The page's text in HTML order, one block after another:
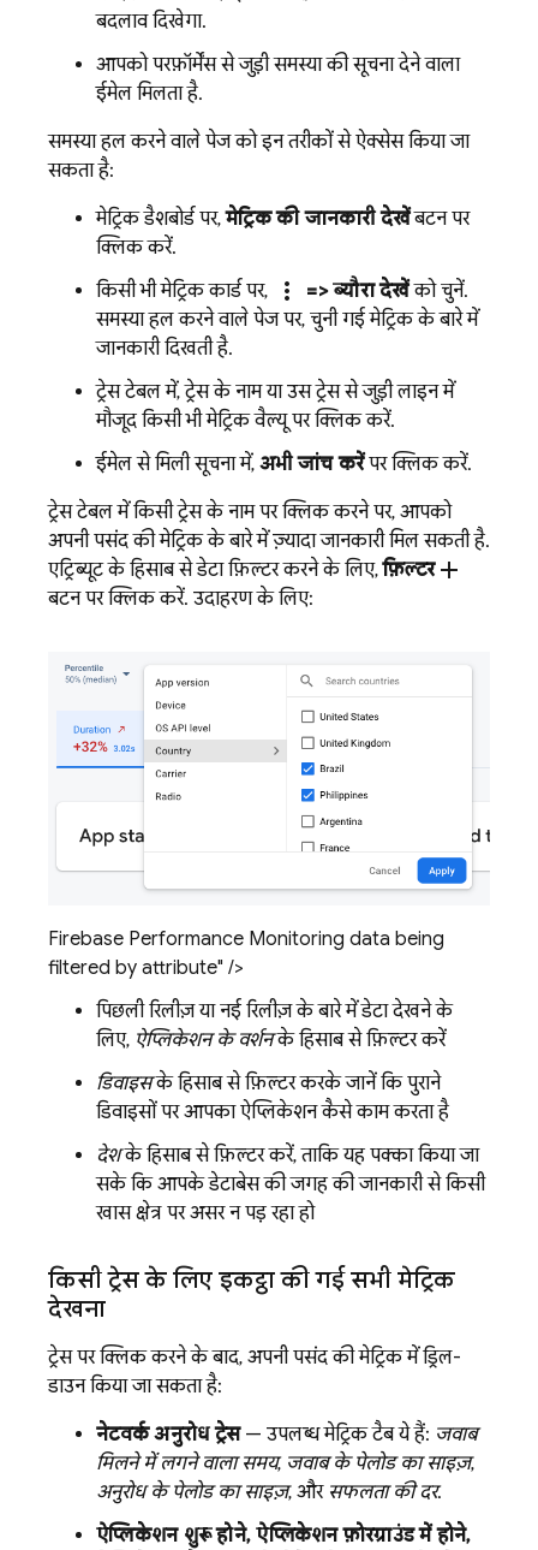
बदलाव दिखेगा.
आपको परफ़ॉर्मेंस से जुड़ी समस्या की सूचना देने वाला
ईमेल मिलता है.
समस्या हल करने वाले पेज को इन तरीकों से ऐक्सेस किया जा
सकता है:
मेट्रिक डैशबोर्ड पर,मेट्रिक की जानकारी देखेंबटन पर
क्लिक करें.
किसी भी मेट्रिक कार्ड पर,
more_vert => ब्यौरा देखेंको चुनें.
समस्या हल करने वाले पेज पर, चुनी गई मेट्रिक के बारे में
जानकारी दिखती है.
ट्रेस टेबल में, ट्रेस के नाम या उस ट्रेस से जुड़ी लाइन में
मौजूद किसी भी मेट्रिक वैल्यू पर क्लिक करें.
ईमेल से मिली सूचना में, अभी जांच करेंपर क्लिक करें.
ट्रेस टेबल में किसी ट्रेस के नाम पर क्लिक करने पर, आपको
अपनी पसंद की मेट्रिक के बारे में ज़्यादा जानकारी मिल सकती है.
एट्रिब्यूट के हिसाब से डेटा फ़िल्टर करने के लिए,फ़िल्टरadd
बटन पर क्लिक करें. उदाहरण के लिए:
Firebase Performance Monitoring data being
filtered by attribute" />
पिछली रिलीज़ या नई रिलीज़ के बारे में डेटा देखने के
लिए, ऐप्लिकेशन के वर्शनके हिसाब से फ़िल्टर करें
डिवाइसके हिसाब से फ़िल्टर करके जानें कि पुराने
डिवाइसों पर आपका ऐप्लिकेशन कैसे काम करता है
देशके हिसाब से फ़िल्टर करें, ताकि यह पक्का किया जा
सके कि आपके डेटाबेस की जगह की जानकारी से किसी
खास क्षेत्र पर असर न पड़ रहा हो
किसी ट्रेस के लिए इकट्ठा की गई सभी मेट्रिक
देखना
ट्रेस पर क्लिक करने के बाद, अपनी पसंद की मेट्रिक में ड्रिल-
डाउन किया जा सकता है:
नेटवर्क अनुरोध ट्रेस— उपलब्ध मेट्रिक टैब ये हैं: जवाब
मिलने में लगने वाला समय, जवाब के पेलोड का साइज़,
अनुरोध के पेलोड का साइज़, और सफलता की दर.
ऐप्लिकेशन शुरू होने, ऐप्लिकेशन फ़ोरग्राउंड में होने,